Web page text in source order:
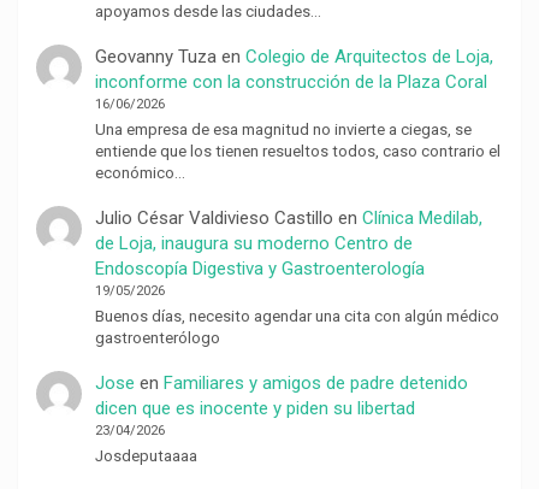
apoyamos desde las ciudades…
Geovanny Tuzaen Colegio de Arquitectos de Loja,
inconforme con la construcción de la Plaza Coral
16/06/2026
Una empresa de esa magnitud no invierte a ciegas, se
entiende que los tienen resueltos todos, caso contrario el
económico…
Julio César Valdivieso Castillo en Clínica Medilab,
de Loja, inaugura su moderno Centro de
Endoscopía Digestiva y Gastroenterología
19/05/2026
Buenos días, necesito agendar una cita con algún médico
gastroenterólogo
Jose en Familiares y amigos de padre detenido
dicen que es inocente y piden su libertad
23/04/2026
Josdeputaaaa